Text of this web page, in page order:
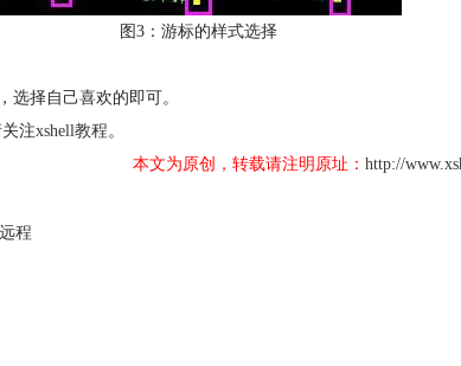
图3：游标的样式选择
选择自己喜欢的即可。
注xshell教程。
本文为原创，转载请注明原址： http://
程